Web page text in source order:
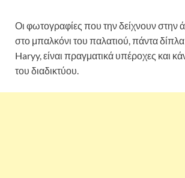
Οι φωτογραφίες που την δείχνουν στην
στο μπαλκόνι του παλατιού, πάντα
Haryy, είναι πραγματικά υπέροχες και
του διαδικτύου.